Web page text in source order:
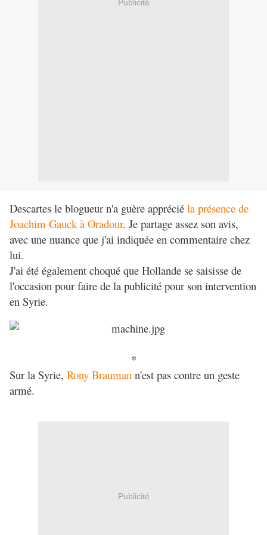
Publicité
Descartes le blogueur n'a guère apprécié la présence de
Joachim Gauck à Oradour. Je partage assez son avis,
avec une nuance que j'ai indiquée en commentaire chez
lui.
J'ai été également choqué que Hollande se saisisse de
l'occasion pour faire de la publicité pour son intervention
en Syrie.
*
Sur la Syrie, Rony Brauman n'est pas contre un geste
armé.
Publicité